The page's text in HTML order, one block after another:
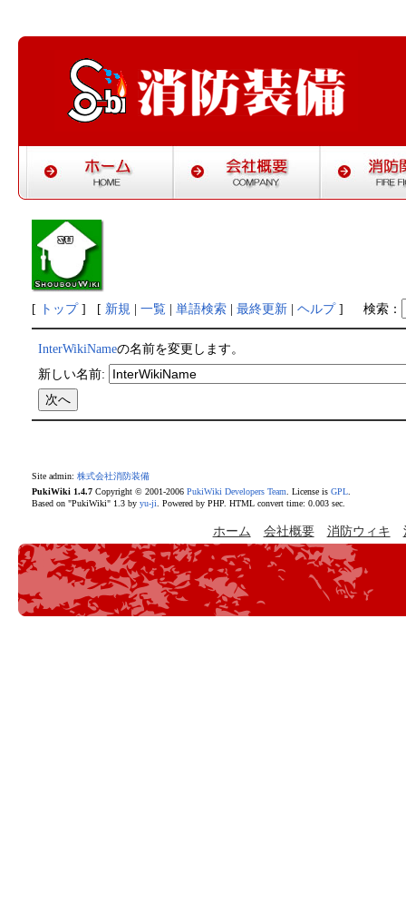
[ トップ] [ 新規 | 一覧| 単語検索| 最終更新| ヘルプ] 検索：
InterWikiNameの名前を変更します。
新しい名前:
Site admin: 株式会社消防装備
PukiWiki 1.4.7Copyright © 2001-2006 PukiWiki Developers Team . License is GPL.
Based on "PukiWiki" 1.3 by yu-ji . Powered by PHP. HTML convert time: 0.003 sec.
ホーム 会社概要 消防ウィキ